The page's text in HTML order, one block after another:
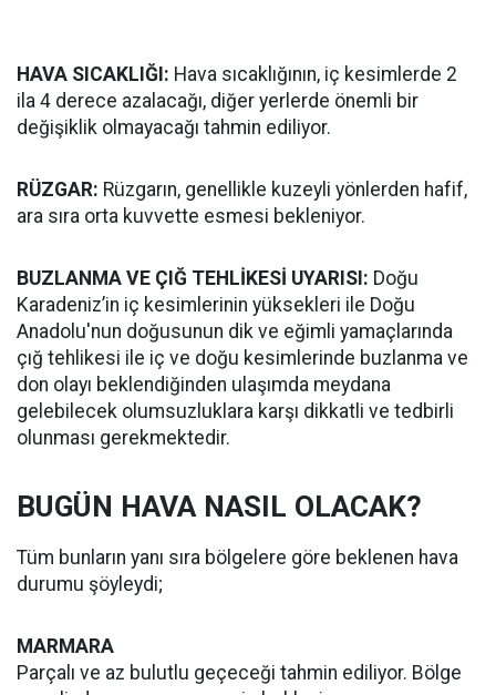
HAVA SICAKLIĞI: Hava sıcaklığının, iç kesimlerde 2
ila 4 derece azalacağı, diğer yerlerde önemli bir
değişiklik olmayacağı tahmin ediliyor.
RÜZGAR: Rüzgarın, genellikle kuzeyli yönlerden hafif,
ara sıra orta kuvvette esmesi bekleniyor.
BUZLANMA VE ÇIĞ TEHLİKESİ UYARISI: Doğu
Karadeniz’in iç kesimlerinin yüksekleri ile Doğu
Anadolu'nun doğusunun dik ve eğimli yamaçlarında
çığ tehlikesi ile iç ve doğu kesimlerinde buzlanma ve
don olayı beklendiğinden ulaşımda meydana
gelebilecek olumsuzluklara karşı dikkatli ve tedbirli
olunması gerekmektedir.
BUGÜN HAVA NASIL OLACAK?
Tüm bunların yanı sıra bölgelere göre beklenen hava
durumu şöyleydi;
MARMARA
Parçalı ve az bulutlu geçeceği tahmin ediliyor. Bölge